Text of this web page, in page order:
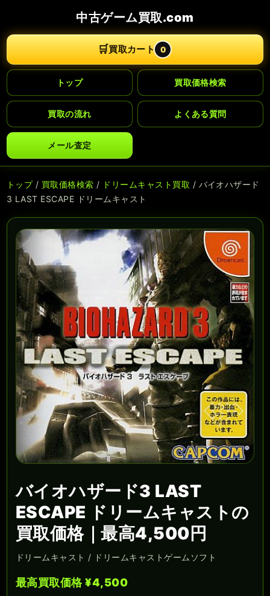
中古ゲーム買取.com
🛒買取カート 0
トップ 買取価格検索
買取の流れ よくある質問
メール査定
トップ/ 買取価格検索 / ドリームキャスト買取 / バイオハザード
3 LAST ESCAPE ドリームキャスト
バイオハザード3 LAST
ESCAPE ドリームキャストの
買取価格｜最高4,500円
ドリームキャスト / ドリームキャストゲームソフト
最高買取価格 ¥4,500